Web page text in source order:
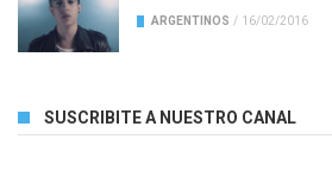
ARGENTINOS / 16/02/2016
SUSCRIBITE A NUESTRO CANAL